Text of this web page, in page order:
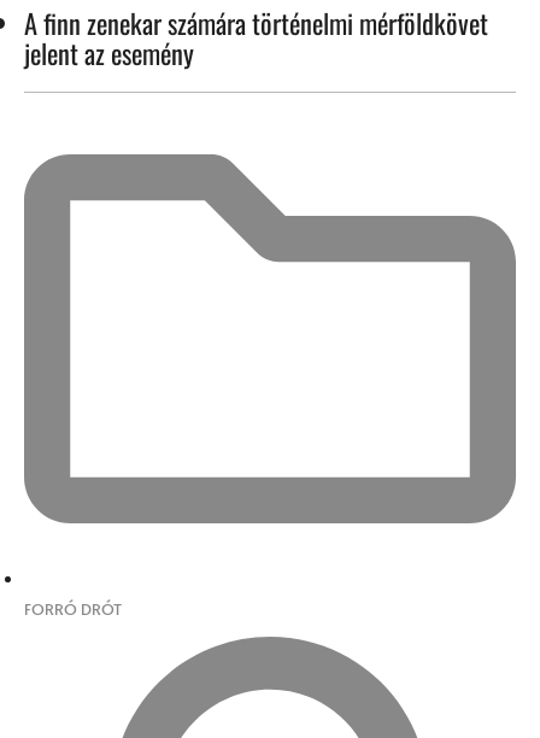
A finn zenekar számára történelmi mérföldkövet
jelent az esemény
FORRÓ DRÓT